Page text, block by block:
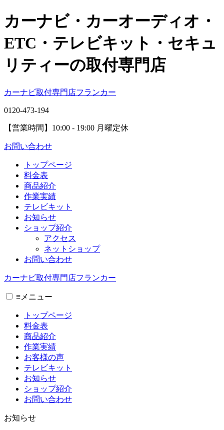
カーナビ・カーオーディオ・
ETC・テレビキット・セキュ
リティーの取付専門店
カーナビ取付専⾨店フランカー
0120-473-194
【営業時間】 10:00 - 19:00 月曜定休
お問い合わせ
トップページ
料金表
商品紹介
作業実績
テレビキット
お知らせ
ショップ紹介
アクセス
ネットショップ
お問い合わせ
カーナビ取付専⾨店フランカー
≡ メニュー
トップページ
料金表
商品紹介
作業実績
お客様の声
テレビキット
お知らせ
ショップ紹介
お問い合わせ
お知らせ